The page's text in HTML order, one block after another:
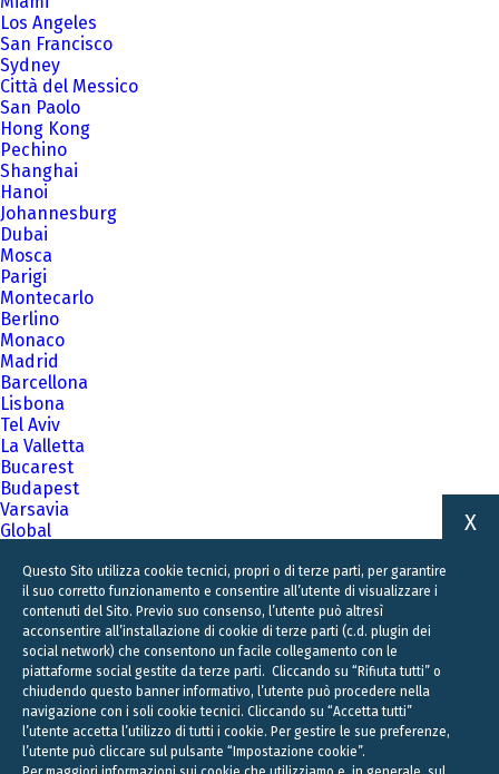
Los Angeles
San Francisco
Sydney
Città del Messico
San Paolo
Hong Kong
Pechino
Shanghai
Hanoi
Johannesburg
Dubai
Mosca
Parigi
Montecarlo
Berlino
Monaco
Madrid
Barcellona
Lisbona
Tel Aviv
La Valletta
Bucarest
Budapest
Varsavia
Global
Questo Sito utilizza cookie tecnici, propri o di terze parti, per garantire
il suo corretto funzionamento e consentire all’utente di visualizzare i
contenuti del Sito. Previo suo consenso, l’utente può altresì
acconsentire all’installazione di cookie di terze parti (c.d. plugin dei
social network) che consentono un facile collegamento con le
piattaforme social gestite da terze parti. Cliccando su “Rifiuta tutti” o
chiudendo questo banner informativo, l’utente può procedere nella
navigazione con i soli cookie tecnici. Cliccando su “Accetta tutti”
l’utente accetta l’utilizzo di tutti i cookie. Per gestire le sue preferenze,
l’utente può cliccare sul pulsante “Impostazione cookie”.
X